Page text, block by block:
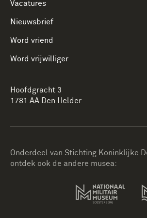
Vacatures
Nieuwsbrief
Word vriend
Word vrijwilliger
Hoofdgracht 3
1781 AA Den Helder
Onderdeel van Stichting Koninklijke
ontdek ook de andere musea: